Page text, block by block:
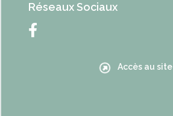
Réseaux Sociaux
Accès au site